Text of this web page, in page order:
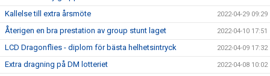
Kallelse till extra årsmöte 2022-04-29 09:29
Återigen en bra prestation av group stunt laget 2022-04-10 17:51
LCD Dragonflies - diplom för bästa helhetsintryck 2022-04-09 17:32
Extra dragning på DM lotteriet 2022-04-08 10:02